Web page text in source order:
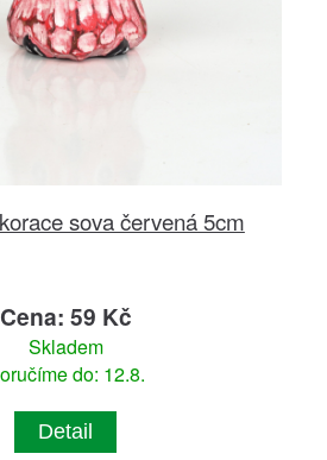
sova červená 5cm
Cena: 59 Kč
Skladem
do: 12.8.
Detail